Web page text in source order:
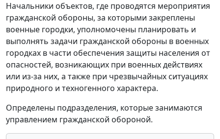
Начальники объектов, где проводятся мероприятия
гражданской обороны, за которыми закреплены
военные городки, уполномочены планировать и
выполнять задачи гражданской обороны в военных
городках в части обеспечения защиты населения от
опасностей, возникающих при военных действиях
или из-за них, а также при чрезвычайных ситуациях
природного и техногенного характера.
Определены подразделения, которые занимаются
управлением гражданской обороной.